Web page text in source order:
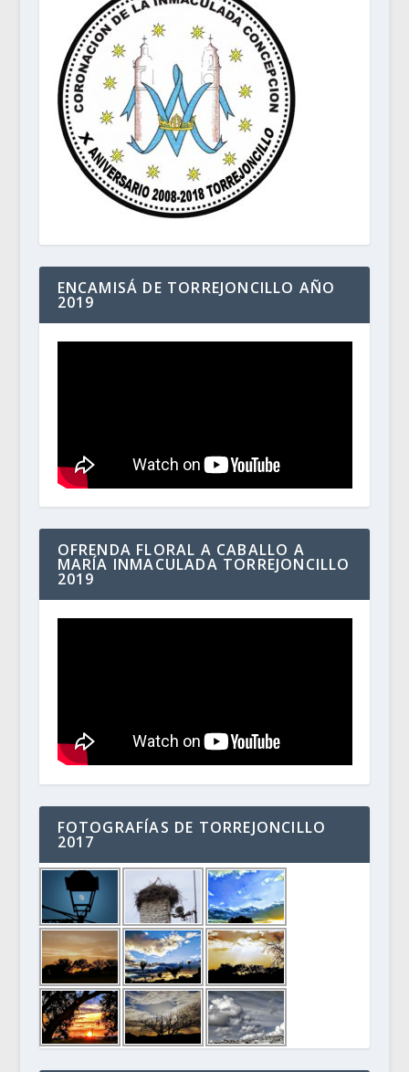
ENCAMISÁ DE TORREJONCILLO AÑO
2019
OFRENDA FLORAL A CABALLO A
MARÍA INMACULADA TORREJONCILLO
2019
FOTOGRAFÍAS DE TORREJONCILLO
2017